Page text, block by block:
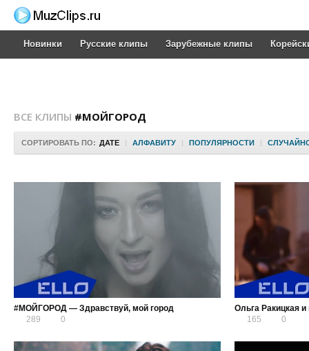
Новинки Русские клипы Зарубежные клипы
ВСЕ КЛИПЫ #МОЙГОРОД
СОРТИРОВАТЬ ПО: ДАТЕ | АЛФАВИТУ | ПОПУЛЯРНОСТИ |
#МОЙГОРОД — Здравствуй, мой город
289
0
Ольга Ракицкая
165
0